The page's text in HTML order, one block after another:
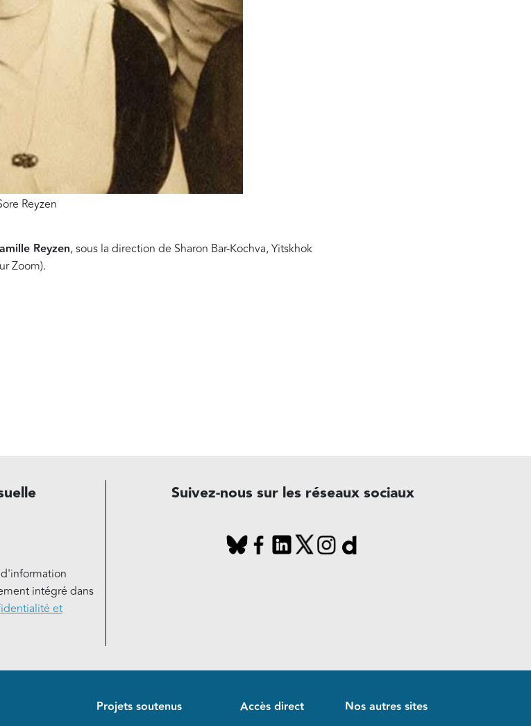
Reyzen
Reyzen, sous la direction de Sharon Bar-Kochva, Yitskhok
Zoom).
intégré dans
et
Suivez-nous sur les réseaux sociaux
Projets soutenus Accès direct Nos autres sites